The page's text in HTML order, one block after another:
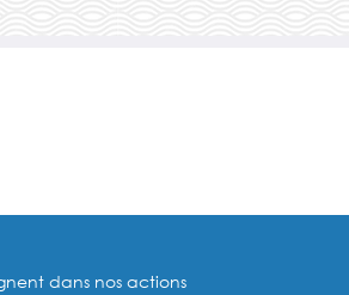
dans nos actions